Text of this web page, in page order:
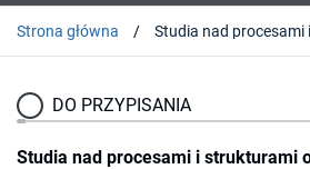
Strona główna
DO PRZYPISANIA
Studia nad procesami i strukturami